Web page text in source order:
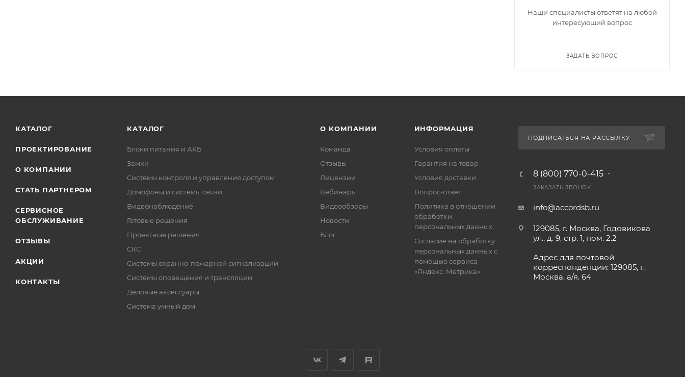
Наши специалисты ответят на любой
интересующий вопрос
ЗАДАТЬ ВОПРОС
КАТАЛОГ
ПРОЕКТИРОВАНИЕ
О КОМПАНИИ
СТАТЬ ПАРТНЕРОМ
СЕРВИСНОЕ
ОБСЛУЖИВАНИЕ
ОТЗЫВЫ
АКЦИИ
КОНТАКТЫ
КАТАЛОГ
Блоки питания и АКБ
Замки
Системы контроля и управления доступом
Домофоны и системы связи
Видеонаблюдение
Готовые решения
Проектные решения
СКС
Системы охранно-пожарной сигнализации
Системы оповещения и трансляции
Деловые аксессуары
Система умный дом
О КОМПАНИИ
Команда
Отзывы
Лицензии
Вебинары
Видеообзоры
Новости
Блог
ИНФОРМАЦИЯ
Условия оплаты
Гарантия на товар
Условия доставки
Вопрос-ответ
Политика в отношении
обработки
персональных данных
Согласие на обработку
персональных данных с
помощью сервиса
«Яндекс. Метрика»
ПОДПИСАТЬСЯ НА РАССЫЛКУ
8 (800) 770-0-415
ЗАКАЗАТЬ ЗВОНОК
info@accordsb.ru
129085, г. Москва, Годовикова
ул., д. 9, стр. 1, пом. 2.2
Адрес для почтовой
корреспонденции: 129085, г.
Москва, а/я. 64